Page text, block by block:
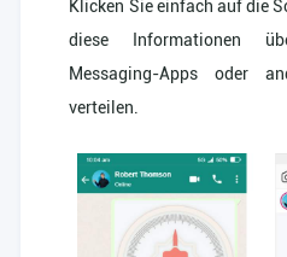
Klicken Sie einfach auf die
diese Informationen
Messaging-Apps oder
verteilen.